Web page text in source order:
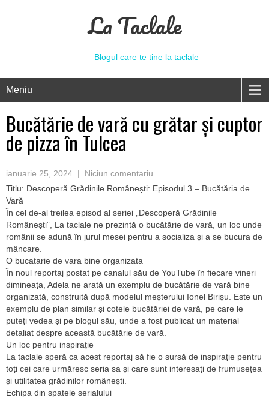
La Taclale
Blogul care te tine la taclale
Meniu
Bucătărie de vară cu grătar și cuptor
de pizza în Tulcea
ianuarie 25, 2024 | Niciun comentariu
Titlu: Descoperă Grădinile Românești: Episodul 3 – Bucătăria de
Vară
În cel de-al treilea episod al seriei „Descoperă Grădinile
Românești”, La taclale ne prezintă o bucătărie de vară, un loc unde
românii se adună în jurul mesei pentru a socializa și a se bucura de
mâncare.
O bucatarie de vara bine organizata
În noul reportaj postat pe canalul său de YouTube în fiecare vineri
dimineața, Adela ne arată un exemplu de bucătărie de vară bine
organizată, construită după modelul meșterului Ionel Birișu. Este un
exemplu de plan similar și cotele bucătăriei de vară, pe care le
puteți vedea și pe blogul său, unde a fost publicat un material
detaliat despre această bucătărie de vară.
Un loc pentru inspirație
La taclale speră ca acest reportaj să fie o sursă de inspirație pentru
toți cei care urmăresc seria sa și care sunt interesați de frumusețea
și utilitatea grădinilor românești.
Echipa din spatele serialului